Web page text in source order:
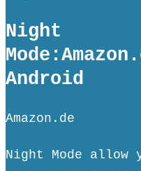
Night
Android
Amazon.de
Night Mode allow